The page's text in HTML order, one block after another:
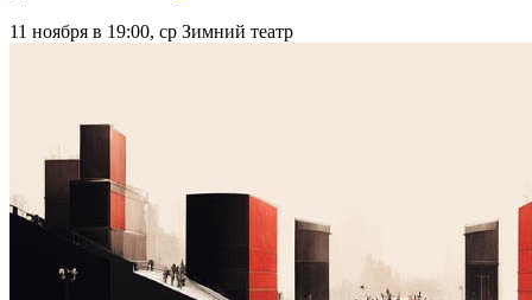
11 ноября в 19:00, ср Зимний театр